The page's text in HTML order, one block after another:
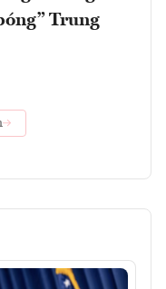
Trung